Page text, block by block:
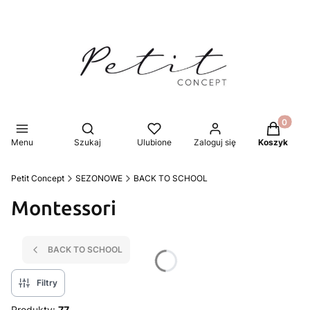
Menu
Otwórz wyszukiwarkę
Szukaj Ulubione Zaloguj się Koszyk
Petit Concept SEZONOWE BACK TO SCHOOL
Montessori
BACK TO SCHOOL
Filtry